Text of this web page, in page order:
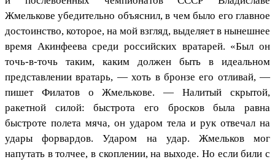
Жмелькове убедительно объяснил, в чем было его главное
достоинство, которое, на мой взгляд, выделяет в нынешнее
время Акинфеева среди российских вратарей. «Был он
точь-в-точь таким, каким должен быть в идеальном
представлении вратарь, — хоть в бронзе его отливай, —
пишет Филатов о Жмелькове. — Налитый скрытой,
ракетной силой: быстрота его бросков была равна
быстроте полета мяча, он ударом тела и рук отвечал на
удары форвардов. Ударом на удар. Жмельков мог
напутать в толчее, в скоплении, на выходе. Но если били с